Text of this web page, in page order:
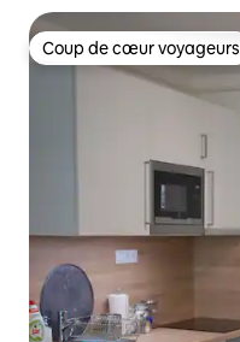
Coup de cœur voyageurs
Coup de cœur voyageurs